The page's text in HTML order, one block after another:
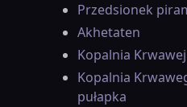
Przedsionek
Akhetaten
Kopalnia
Kopalnia
pułapka